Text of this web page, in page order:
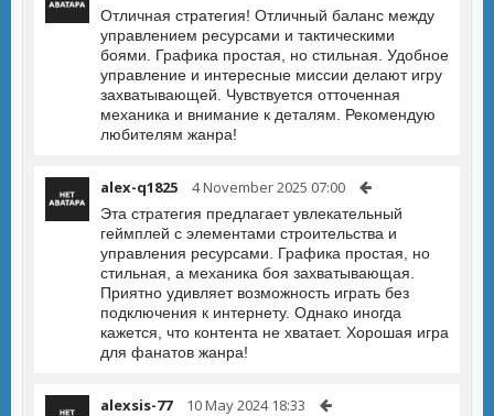
Отличная стратегия! Отличный баланс между
управлением ресурсами и тактическими
боями. Графика простая, но стильная. Удобное
управление и интересные миссии делают игру
захватывающей. Чувствуется отточенная
механика и внимание к деталям. Рекомендую
любителям жанра!
alex-q1825 4 November 2025 07:00
Эта стратегия предлагает увлекательный
геймплей с элементами строительства и
управления ресурсами. Графика простая, но
стильная, а механика боя захватывающая.
Приятно удивляет возможность играть без
подключения к интернету. Однако иногда
кажется, что контента не хватает. Хорошая игра
для фанатов жанра!
alexsis-77 10 May 2024 18:33